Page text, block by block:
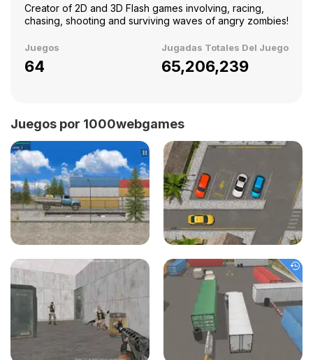
Creator of 2D and 3D Flash games involving, racing,
chasing, shooting and surviving waves of angry zombies!
Juegos
64
Jugadas Totales Del Juego
65,206,239
Juegos por 1000webgames